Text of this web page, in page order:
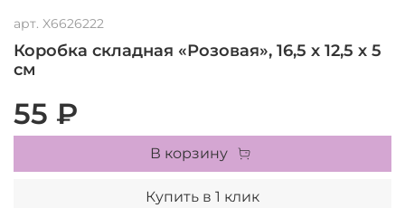
арт. X6626222
Коробка складная «Розовая», 16,5 х 12,5 х 5
см
55 ₽
В корзину
Купить в 1 клик